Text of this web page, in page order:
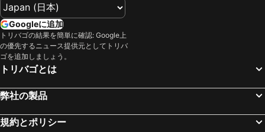
I Cube Nipponbashi East
ホテルピアチェーレなんば
エスリードホテル大阪鶴橋
大阪, 近畿地方 宿泊施設 -
神戸, 近畿地方 宿泊施設 -
姫路, 近畿地方 宿泊施設 -
大津, 近畿地方 宿泊施設 -
福岡, 九州地方 宿泊施設 -
浦安市, 関東地方 宿泊施設 -
横浜, 関東地方 宿泊施設 -
Googleに追加
トリバゴの結果を簡単に確認: Google上
の優先するニュース提供元としてトリバ
ゴを追加しましょう。
トリバゴとは
弊社の製品
規約とポリシー